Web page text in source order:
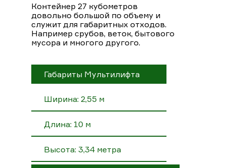
Контейнер 27 кубометров
довольно большой по объему и
служит для габаритных отходов.
Например срубов, веток, бытового
мусора и многого другого.
Габариты Мультилифта
Ширина: 2,55 м
Длина: 10 м
Высота: 3,34 метра